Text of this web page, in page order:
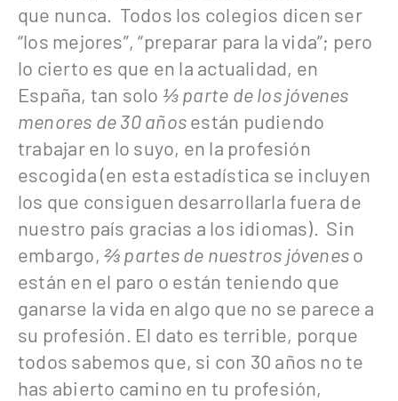
que nunca. Todos los colegios dicen ser
“los mejores”, “preparar para la vida”; pero
lo cierto es que en la actualidad, en
España, tan solo ⅓ parte de los jóvenes
menores de 30 añosestán pudiendo
trabajar en lo suyo, en la profesión
escogida (en esta estadística se incluyen
los que consiguen desarrollarla fuera de
nuestro país gracias a los idiomas). Sin
embargo, ⅔ partes de nuestros jóveneso
están en el paro o están teniendo que
ganarse la vida en algo que no se parece a
su profesión. El dato es terrible, porque
todos sabemos que, si con 30 años no te
has abierto camino en tu profesión,